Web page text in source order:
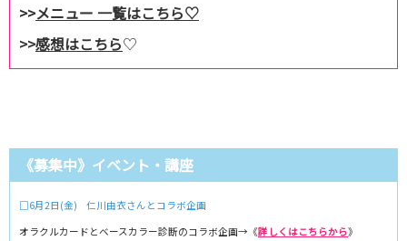
>>メニュー 一覧はこちら♡
>>感想はこちら♡
《募集中》イベント・講座
□6月2日(金) 仁川由衣さんとコラボ企画
オラクルカードとベースカラー診断のコラボ企画→《詳しくはこちらから》